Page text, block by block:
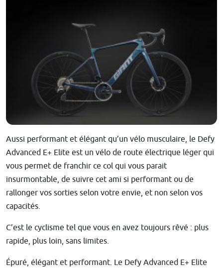
Aussi performant et élégant qu’un vélo musculaire, le Defy
Advanced E+ Elite est un vélo de route électrique léger qui
vous permet de franchir ce col qui vous parait
insurmontable, de suivre cet ami si performant ou de
rallonger vos sorties selon votre envie, et non selon vos
capacités.
C’est le cyclisme tel que vous en avez toujours rêvé : plus
rapide, plus loin, sans limites.
Épuré, élégant et performant. Le Defy Advanced E+ Elite